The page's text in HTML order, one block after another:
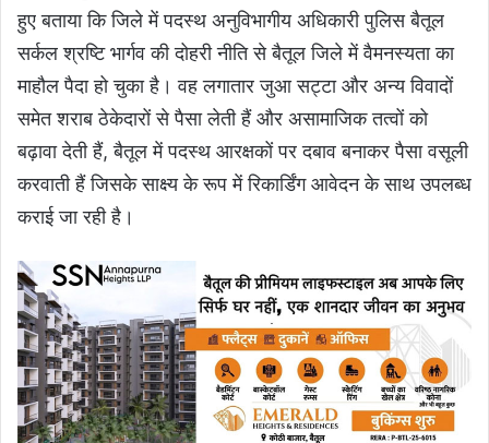
हुए बताया कि जिले में पदस्थ अनुविभागीय अधिकारी पुलिस बैतूल
सर्कल श्रष्टि भार्गव की दोहरी नीति से बैतूल जिले में वैमनस्यता का
माहौल पैदा हो चुका है। वह लगातार जुआ सट्टा और अन्य विवादों
समेत शराब ठेकेदारों से पैसा लेती हैं और असामाजिक तत्वों को
बढ़ावा देती हैं, बैतूल में पदस्थ आरक्षकों पर दबाव बनाकर पैसा वसूली
करवाती हैं जिसके साक्ष्य के रूप में रिकार्डिंग आवेदन के साथ उपलब्ध
कराई जा रही है।